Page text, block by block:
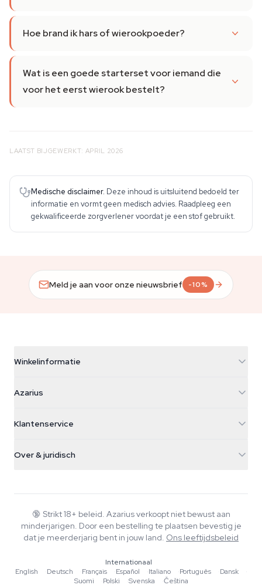
Hoe brand ik hars of wierookpoeder?
Wat is een goede starterset voor iemand die
voor het eerst wierook bestelt?
LAATST BIJGEWERKT: APRIL 2026
Medische disclaimer. Deze inhoud is uitsluitend bedoeld ter
informatie en vormt geen medisch advies. Raadpleeg een
gekwalificeerde zorgverlener voordat je een stof gebruikt.
Meld je aan voor onze nieuwsbrief -10%
Winkelinformatie
Galvaniweg 11
Nederland
+31(0)204897914
Azarius
Smokeshop
Klantenservice
Retourbeleid
Veelgestelde vragen
Privacybeleid
Over & juridisch
Wiki
Muziek
Redactionele normen
🔞 Strikt 18+ beleid. Azarius verkoopt niet bewust aan
minderjarigen. Door een bestelling te plaatsen bevestig je
dat je meerderjarig bent in jouw land. Ons leeftijdsbeleid
Internationaal
English
·Deutsch ·Français ·Español ·Italiano ·Português ·Dansk
·
Suomi
·Polski ·Svenska ·Čeština